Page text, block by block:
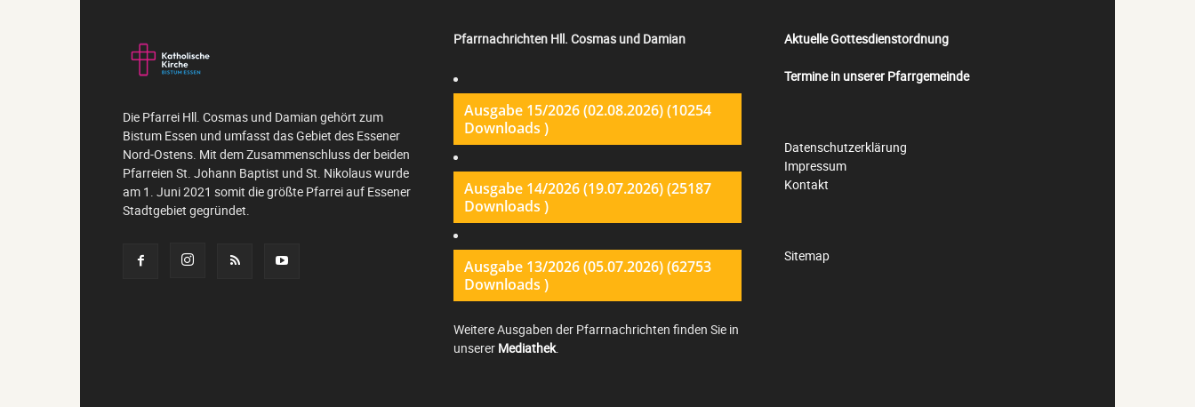
Die Pfarrei Hll. Cosmas und Damian gehört zum
Bistum Essen und umfasst das Gebiet des Essener
Nord-Ostens. Mit dem Zusammenschluss der beiden
Pfarreien St. Johann Baptist und St. Nikolaus wurde
am 1. Juni 2021 somit die größte Pfarrei auf Essener
Stadtgebiet gegründet.
Pfarrnachrichten Hll. Cosmas und Damian
Ausgabe 15/2026 (02.08.2026) (10254
Downloads )
Ausgabe 14/2026 (19.07.2026) (25187
Downloads )
Ausgabe 13/2026 (05.07.2026) (62753
Downloads )
Weitere Ausgaben der Pfarrnachrichten finden Sie in
unserer Mediathek.
Aktuelle Gottesdienstordnung
Termine in unserer Pfarrgemeinde
Datenschutzerklärung
Impressum
Kontakt
Sitemap